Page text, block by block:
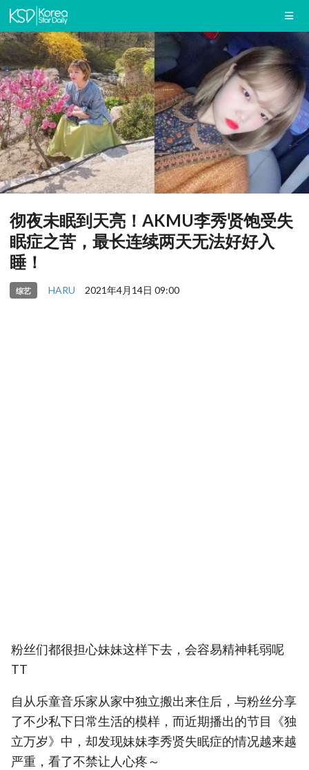
彻夜未眠到天亮！AKMU李秀贤饱受失
眠症之苦，最长连续两天无法好好入
睡！
综艺 HARU 2021年4月14日 09:00
粉丝们都很担心妹妹这样下去，会容易精神耗弱呢
TT
自从乐童音乐家从家中独立搬出来住后，与粉丝分享
了不少私下日常生活的模样，而近期播出的节目《独
立万岁》中，却发现妹妹李秀贤失眠症的情况越来越
严重，看了不禁让人心疼～